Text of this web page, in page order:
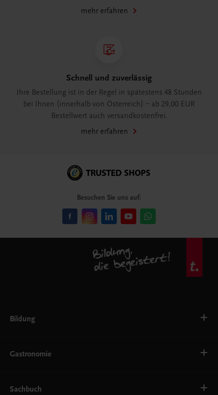
mehr erfahren
Schnell und zuverlässig
Ihre Bestellung ist in der Regel in spätestens 48 Stunden
bei Ihnen (innerhalb von Österreich) – ab 29,00 EUR
Bestellwert auch versandkostenfrei.
mehr erfahren
Besuchen Sie uns auf:
Bildung
AHS
EWF/ZWF
FW
Gastronomie
Getränke
Sachbuch